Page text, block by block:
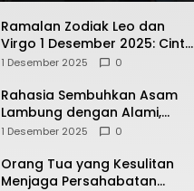
Ramalan Zodiak Leo dan
Virgo 1 Desember 2025: Cinta,
Karir, Kesehatan, dan
1 Desember 2025 0
Rahasia Sembuhkan Asam
Lambung dengan Alami,
Nomor 4 Disalahpahami
1 Desember 2025 0
Orang Tua yang Kesulitan
Menjaga Persahabatan